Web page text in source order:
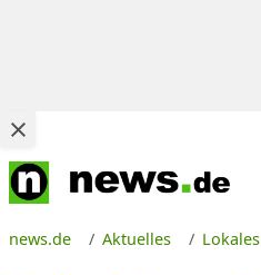
news.de Aktuelles Lokales